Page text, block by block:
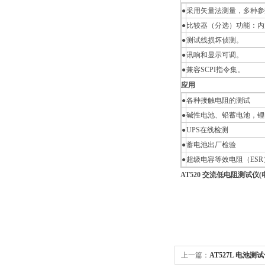
●采用矢量法测量，多种
● 比较器（分选）功能：
●测试线损坏侦测。
●讯响和显示可调。
●兼容SCPI指令集。
应用
●各种接触电阻的测试
●碱性电池、铅蓄电池，
●UPS在线检测
●蓄电池出厂检验
●超级电容等效电阻（
AT520 交流低电阻测试仪(
上一篇： AT527L 电池测